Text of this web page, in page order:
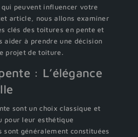
peuvent influencer votre
article, nous allons examiner
clés des toitures en pente et
aider à prendre une décision
projet de toiture.
: L’élégance
sont un choix classique et
pour leur esthétique
sont généralement constituées